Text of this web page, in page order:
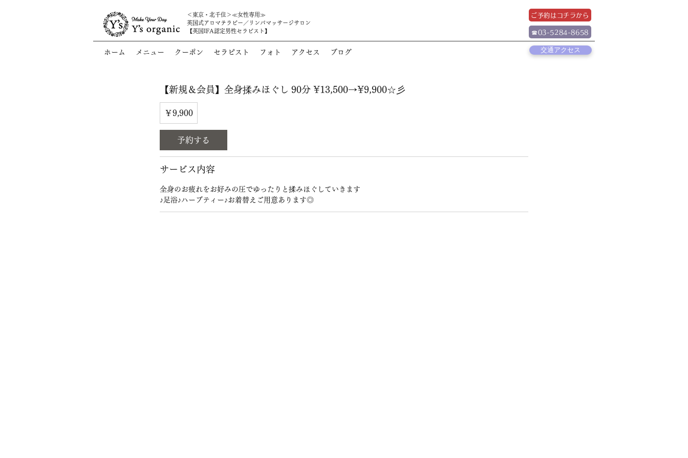
​＜東京・北千住＞≪女性専用≫
英国式アロマテラピー／リンパマッサージサロン
【英国IFA認定男性セラピスト】
ご予約はコチラから
☎03-5284-8658
ホーム メニュー クーポン セラピスト フォト アクセス ブログ 交通アクセス
【新規＆会員】全身揉みほぐし 90分 ¥13,500→¥9,900☆彡
￥9,900
予約する
サービス内容
全身のお疲れをお好みの圧でゆったりと揉みほぐしていきます
♪足浴♪ハーブティー♪お着替えご用意あります◎